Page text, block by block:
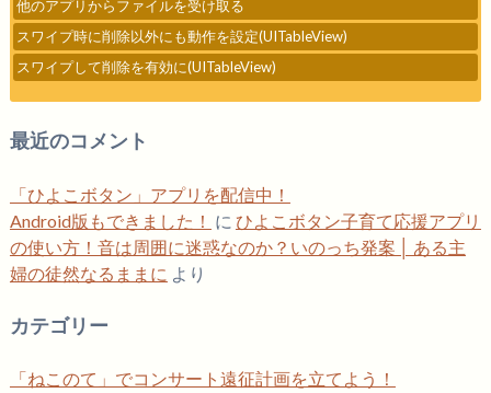
他のアプリからファイルを受け取る
スワイプ時に削除以外にも動作を設定(UITableView)
スワイプして削除を有効に(UITableView)
最近のコメント
「ひよこボタン」アプリを配信中！
Android版もできました！ に ひよこボタン子育て応援アプリ
の使い方！音は周囲に迷惑なのか？いのっち発案 │ ある主
婦の徒然なるままに より
カテゴリー
「ねこのて」でコンサート遠征計画を立てよう！